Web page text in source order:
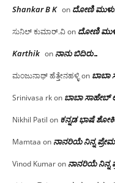
Shankar B K on ದೋಣಿ
ಸುನಿಲ್ ಕುಮಾರ್.ವಿon ದೋಣಿ
Karthik on ನಾನು ಬಿದಿರು…
ಮಂಜುನಾಥ್ ಹೆತ್ತೇನಹಳ್ಳಿon ಬಾಬಾ
Srinivasa rkon ಬಾಬಾ ಸಾಹೇಬ್
Nikhil Patil on ಕನ್ನಡ ಭಾಷೆ
Mamtaa on ನಾನರಿಯೆ ನಿನ್ನ
Vinod Kumaron ನಾನರಿಯೆ